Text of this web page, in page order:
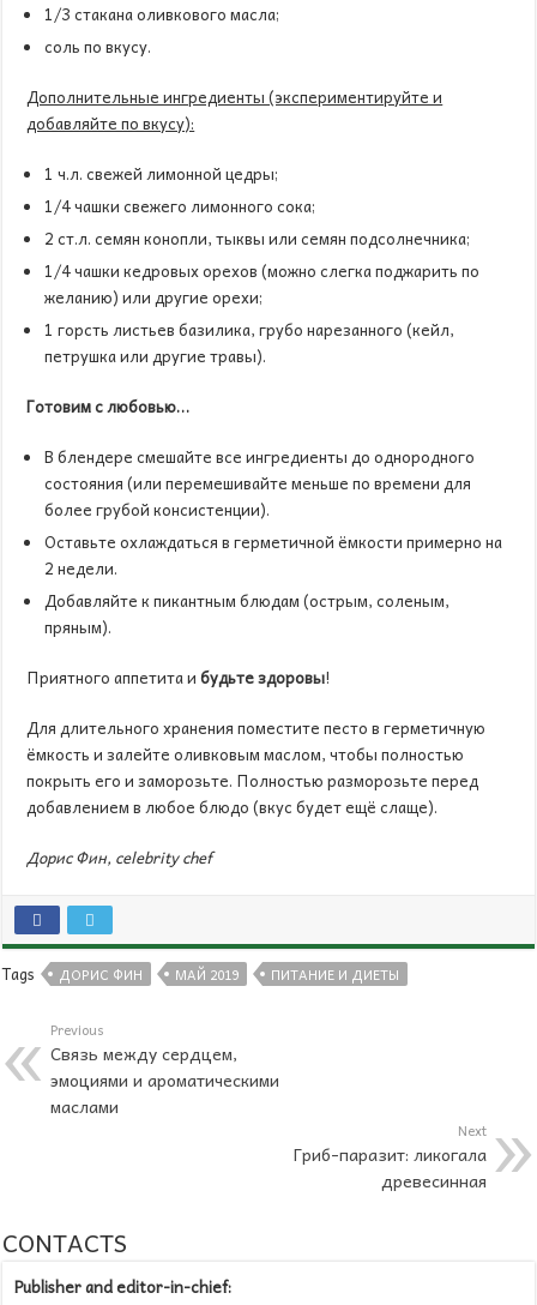
1/3 стакана оливкового масла;
соль по вкусу.
Дополнительные ингредиенты (экспериментируйте и
добавляйте по вкусу):
1 ч.л. свежей лимонной цедры;
1/4 чашки свежего лимонного сока;
2 ст.л. семян конопли, тыквы или семян подсолнечника;
1/4 чашки кедровых орехов (можно слегка поджарить по
желанию) или другие орехи;
1 горсть листьев базилика, грубо нарезанного (кейл,
петрушка или другие травы).
Готовим с любовью…
В блендере смешайте все ингредиенты до однородного
состояния (или перемешивайте меньше по времени для
более грубой консистенции).
Оставьте охлаждаться в герметичной ёмкости примерно на
2 недели.
Добавляйте к пикантным блюдам (острым, соленым,
пряным).
Приятного аппетита ибудьте здоровы!
Для длительного хранения поместите песто в герметичную
ёмкость и залейте оливковым маслом, чтобы полностью
покрыть его и заморозьте. Полностью разморозьте перед
добавлением в любое блюдо (вкус будет ещё слаще).
Дорис Фин, celebrity chef
Tags ДОРИС ФИН МАЙ 2019 ПИТАНИЕ И ДИЕТЫ
Previous
Связь между сердцем,
эмоциями и ароматическими
маслами
Next
Гриб-паразит: ликогала
древесинная
CONTACTS
Publisher and editor-in-chief: